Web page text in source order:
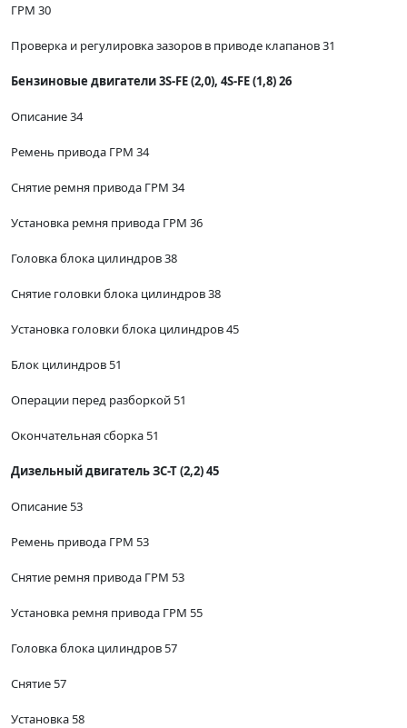
ГРМ 30
Проверка и регулировка зазоров в приводе клапанов 31
Бензиновые двигатели 3S-FE (2,0), 4S-FE (1,8) 26
Описание 34
Ремень привода ГРМ 34
Снятие ремня привода ГРМ 34
Установка ремня привода ГРМ 36
Головка блока цилиндров 38
Снятие головки блока цилиндров 38
Установка головки блока цилиндров 45
Блок цилиндров 51
Операции перед разборкой 51
Окончательная сборка 51
Дизельный двигатель ЗС-Т (2,2) 45
Описание 53
Ремень привода ГРМ 53
Снятие ремня привода ГРМ 53
Установка ремня привода ГРМ 55
Головка блока цилиндров 57
Снятие 57
Установка 58